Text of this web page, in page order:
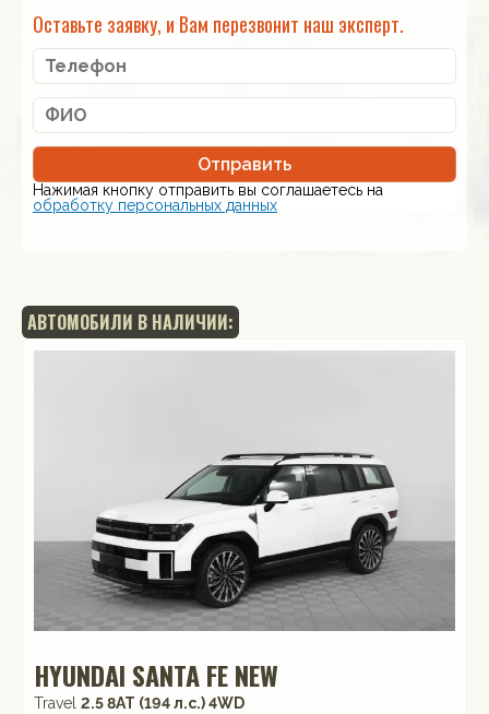
Оставьте заявку, и Вам перезвонит наш эксперт.
Отправить
Нажимая кнопку отправить вы соглашаетесь на
обработку персональных данных
АВТОМОБИЛИ В НАЛИЧИИ:
HYUNDAI SANTA FE NEW
Travel 2.5 8AT (194 л.с.) 4WD